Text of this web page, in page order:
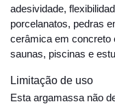
adesividade,
porcelanatos, pedras
cerâmica em concreto
saunas, piscinas e
Limitação de uso
Esta argamassa não